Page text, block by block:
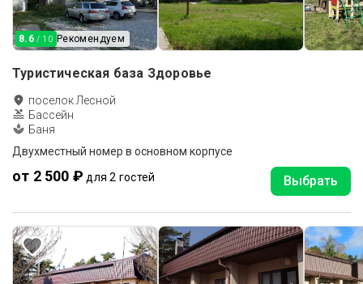
8.6 / 10 Рекомендуем
Туристическая база Здоровье
поселок Лесной
Бассейн
Баня
Двухместный номер в основном корпусе
от 2 500 ₽ для 2 гостей Выбрать